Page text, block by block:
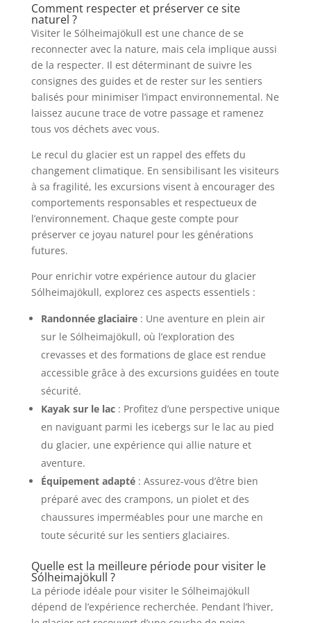
Comment respecter et préserver ce site
naturel ?
Visiter le Sólheimajökull est une chance de se
reconnecter avec la nature, mais cela implique aussi
de la respecter. Il est déterminant de suivre les
consignes des guides et de rester sur les sentiers
balisés pour minimiser l’impact environnemental. Ne
laissez aucune trace de votre passage et ramenez
tous vos déchets avec vous.
Le recul du glacier est un rappel des effets du
changement climatique. En sensibilisant les visiteurs
à sa fragilité, les excursions visent à encourager des
comportements responsables et respectueux de
l’environnement. Chaque geste compte pour
préserver ce joyau naturel pour les générations
futures.
Pour enrichir votre expérience autour du glacier
Sólheimajökull, explorez ces aspects essentiels :
Randonnée glaciaire: Une aventure en plein air
sur le Sólheimajökull, où l’exploration des
crevasses et des formations de glace est rendue
accessible grâce à des excursions guidées en toute
sécurité.
Kayak sur le lac: Profitez d’une perspective unique
en naviguant parmi les icebergs sur le lac au pied
du glacier, une expérience qui allie nature et
aventure.
Équipement adapté: Assurez-vous d’être bien
préparé avec des crampons, un piolet et des
chaussures imperméables pour une marche en
toute sécurité sur les sentiers glaciaires.
Quelle est la meilleure période pour visiter le
Sólheimajökull ?
La période idéale pour visiter le Sólheimajökull
dépend de l’expérience recherchée. Pendant l’hiver,